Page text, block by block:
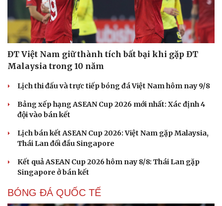
ĐT Việt Nam giữ thành tích bất bại khi gặp ĐT
Malaysia trong 10 năm
Lịch thi đấu và trực tiếp bóng đá Việt Nam hôm nay 9/8
Bảng xếp hạng ASEAN Cup 2026 mới nhất: Xác định 4
đội vào bán kết
Lịch bán kết ASEAN Cup 2026: Việt Nam gặp Malaysia,
Thái Lan đối đầu Singapore
Kết quả ASEAN Cup 2026 hôm nay 8/8: Thái Lan gặp
Singapore ở bán kết
BÓNG ĐÁ QUỐC TẾ